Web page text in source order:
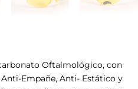
Oftalmológico, con
Empañe, Anti- Estático y